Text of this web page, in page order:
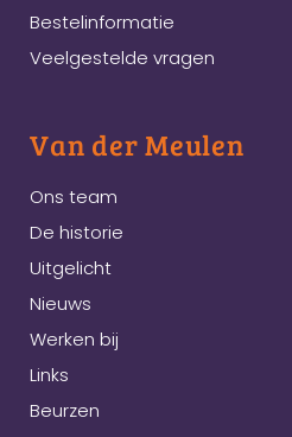
Bestelinformatie
Veelgestelde vragen
Van der Meulen
Ons team
De historie
Uitgelicht
Nieuws
Werken bij
Links
Beurzen